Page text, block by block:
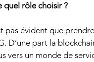
quel rôle choisir ?
pas évident que
D’une part la
vers un monde de